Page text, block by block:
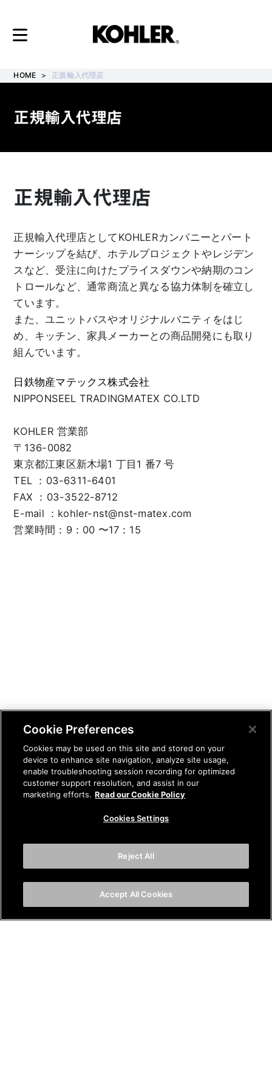
コ
テHOME 正規輸入代理店
正規輸入代理店
正規輸入代理店
正規輸入代理店としてKOHLERカンパニーとパート
ナーシップを結び、ホテルプロジェクトやレジデン
スなど、受注に向けたプライスダウンや納期のコン
トロールなど、通常商流と異なる協力体制を確立し
ています。
また、ユニットバスやオリジナルバニティをはじ
め、キッチン、家具メーカーとの商品開発にも取り
組んでいます。
日鉄物産マテックス株式会社
NIPPONSEEL TRADINGMATEX CO.LTD
KOHLER 営業部
〒136-0082
東京都江東区新木場1 丁目1 番7 号
TEL ：03-6311-6401
FAX ：03-3522-8712
E-mail ：kohler-nst@nst-matex.com
営業時間：9：00 〜17：15
Cookie Preferences
Cookies may be used on this site and stored on your
device to enhance site navigation, analyze site usage,
enable troubleshooting session recording for optimized
customer support resolution, and assist in our
marketing efforts. Read our Cookie Policy
Cookies Settings
Reject All
Accept All Cookies